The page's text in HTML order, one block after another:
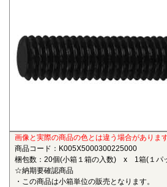
す。優れた耐熱性を有し、高温度雰囲
も物性劣化はほとんどありません。ま
特性、電気的特性、および寸法安定性
部品、自動車部品、化学機械部品など
ポリアミドMXD6をベースポリマーと
強化した結晶性のエンジニアリングプ
プラの中で最も大きい強度・弾性率を
にも優れることから、金属の代替材料
画像と実際の商品の色とは違う場合があります
商品コード：K005X5000300225000
梱包数：20個(小箱１箱の入数) x 1箱(１パ
☆納期要確認商品
・この商品は小箱単位の販売となります。